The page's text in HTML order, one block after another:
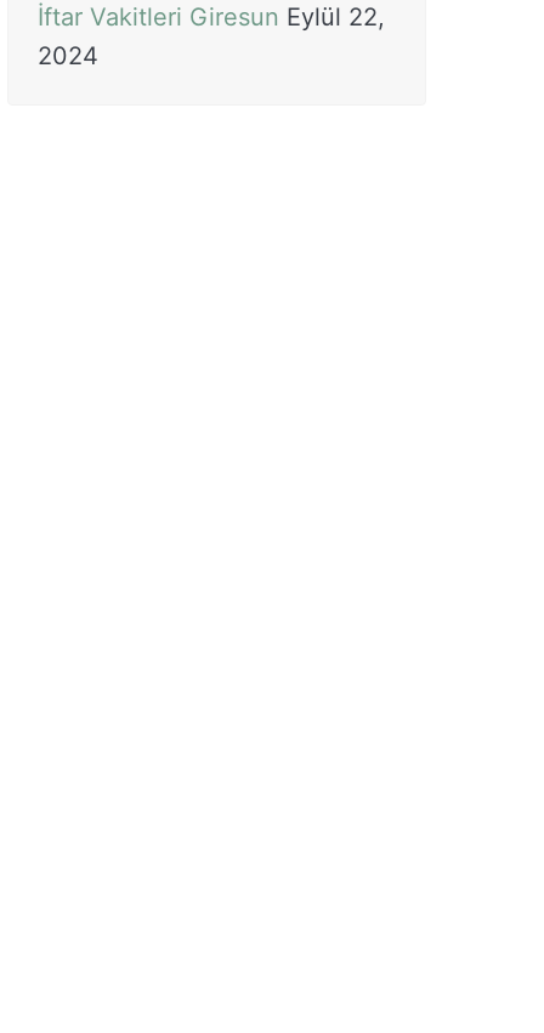
İftar Vakitleri Giresun Eylül 22,
2024